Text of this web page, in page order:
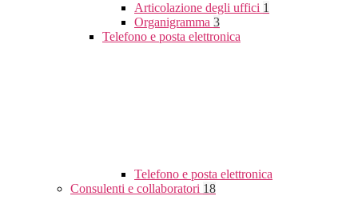
Articolazione degli uffici 1
Organigramma 3
Telefono e posta elettronica
Telefono e posta elettronica
Consulenti e collaboratori 18